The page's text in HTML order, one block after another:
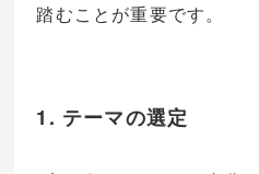
踏むことが重要です。
1. テーマの選定